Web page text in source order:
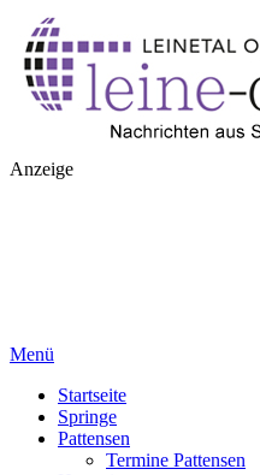
Anzeige
Menü
Startseite
Springe
Pattensen
Termine Pattensen